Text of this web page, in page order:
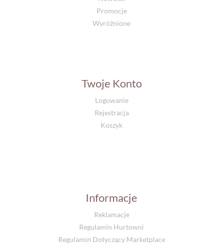
Promocje
Wyróżnione
Twoje Konto
Logowanie
Rejestracja
Koszyk
Informacje
Reklamacje
Regulamin Hurtowni
Regulamin Dotyczący Marketplace